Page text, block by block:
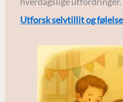
Utforsk selvtillit og